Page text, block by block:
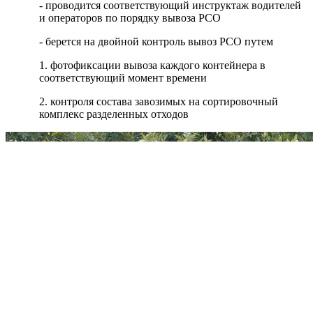
- проводится соответствующий инструктаж водителей
и операторов по порядку вывоза РСО
- берется на двойной контроль вывоз РСО путем
1. фотофиксации вывоза каждого контейнера в
соответствующий момент времени
2. контроля состава завозимых на сортировочный
комплекс разделенных отходов